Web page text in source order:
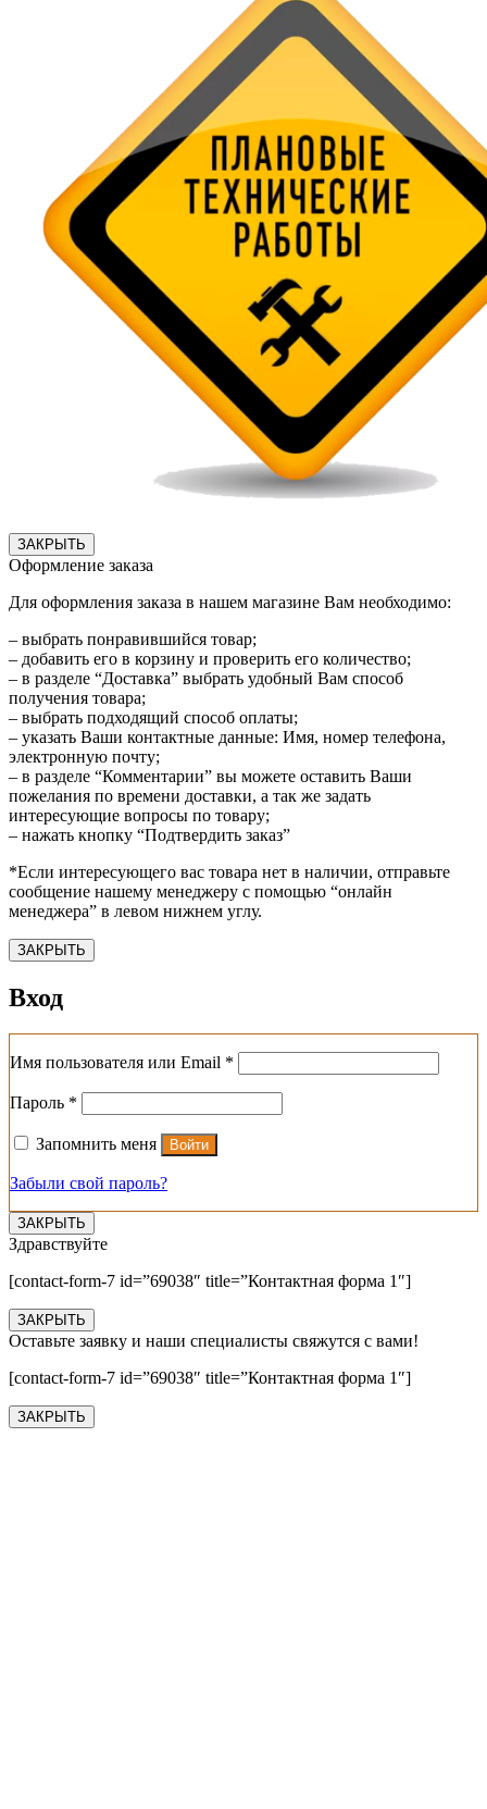
ЗАКРЫТЬ
Оформление заказа
Для оформления заказа в нашем магазине Вам необходимо:
– выбрать понравившийся товар;
– добавить его в корзину и проверить его количество;
– в разделе “Доставка” выбрать удобный Вам способ
получения товара;
– выбрать подходящий способ оплаты;
– указать Ваши контактные данные: Имя, номер телефона,
электронную почту;
– в разделе “Комментарии” вы можете оставить Ваши
пожелания по времени доставки, а так же задать
интересующие вопросы по товару;
– нажать кнопку “Подтвердить заказ”
*Если интересующего вас товара нет в наличии, отправьте
сообщение нашему менеджеру с помощью “онлайн
менеджера” в левом нижнем углу.
ЗАКРЫТЬ
Вход
Имя пользователя или Email *
Пароль *
Запомнить меня Войти
Забыли свой пароль?
ЗАКРЫТЬ
Здравствуйте
[contact-form-7 id=”69038″ title=”Контактная форма 1″]
ЗАКРЫТЬ
Оставьте заявку и наши специалисты свяжутся с вами!
[contact-form-7 id=”69038″ title=”Контактная форма 1″]
ЗАКРЫТЬ